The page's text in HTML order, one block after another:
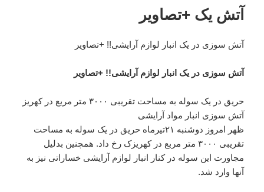
آتش یک +تصاویر
آتش سوزی در یک انبار لوازم آرایشی!! +تصاویر
آتش سوزی در یک انبار لوازم آرایشی!! +تصاویر
حریق در یک سوله به مساحت تقریبی ۳۰۰۰ متر مربع در کهریز
آتش سوزی انبار مواد آرایشی
ظهر امروز دوشنبه ۲۱تیرماه حریق در یک سوله به مساحت
تقریبی ۳۰۰۰ متر مربع در کهریزک رخ داد. همچنین بدلیل
مجاورت این سوله در کنار انبار لوازم آرایشی خساراتی نیز به
آنها وارد شد.